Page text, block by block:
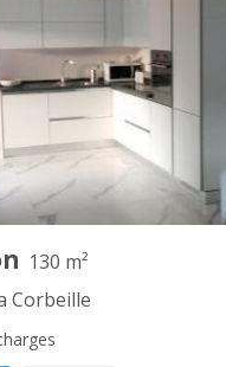
130 m²
Corbeille
immeuble rénové, Il reste
moderne et chic de quatre
bains individuels.
lumineux donnant sur
la cuisine moderne avec